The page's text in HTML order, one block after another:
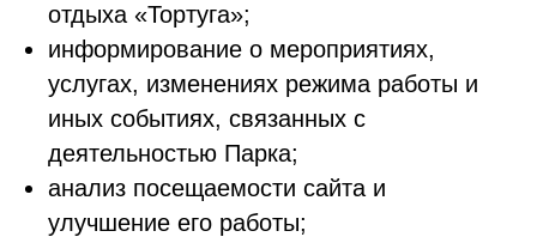
отдыха «Тортуга»;
информирование о мероприятиях,
услугах, изменениях режима работы и
иных событиях, связанных с
деятельностью Парка;
анализ посещаемости сайта и
улучшение его работы;